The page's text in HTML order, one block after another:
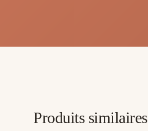
Produits similaires